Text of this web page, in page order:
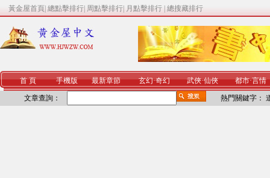
黃金屋首頁 總點擊排行 周點擊排行 月點擊排行 總搜藏排行
首 頁 手機版 最新章節 玄幻·奇幻 武俠·仙俠 都市·言情
文章查詢： 熱門關鍵字：